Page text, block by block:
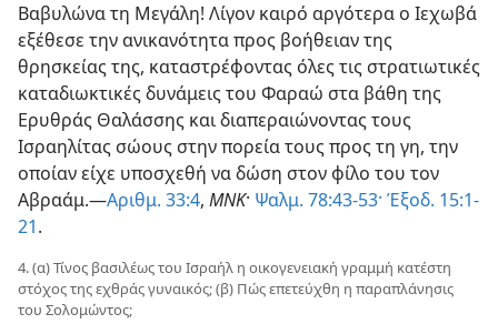
Βαβυλώνα τη Μεγάλη! Λίγον καιρό αργότερα ο Ιεχωβά
εξέθεσε την ανικανότητα προς βοήθειαν της
θρησκείας της, καταστρέφοντας όλες τις στρατιωτικές
καταδιωκτικές δυνάμεις του Φαραώ στα βάθη της
Ερυθράς Θαλάσσης και διαπεραιώνοντας τους
Ισραηλίτας σώους στην πορεία τους προς τη γη, την
οποίαν είχε υποσχεθή να δώση στον φίλο του τον
Αβραάμ.​—Αριθμ. 33:4, ΜΝΚ· Ψαλμ. 78:43-53· Έξοδ. 15:1-
21.
4. (α) Τίνος βασιλέως του Ισραήλ η οικογενειακή γραμμή κατέστη
στόχος της εχθράς γυναικός; (β) Πώς επετεύχθη η παραπλάνησις
του Σολομώντος;